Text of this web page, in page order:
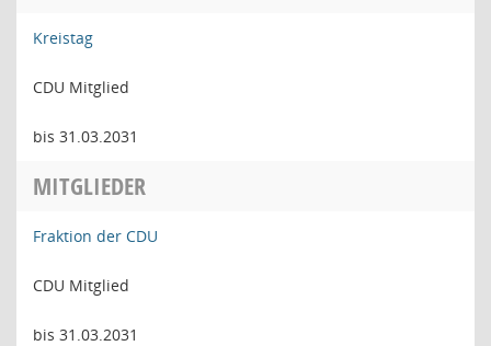
Kreistag
CDU Mitglied
bis 31.03.2031
MITGLIEDER
Fraktion der CDU
CDU Mitglied
bis 31.03.2031